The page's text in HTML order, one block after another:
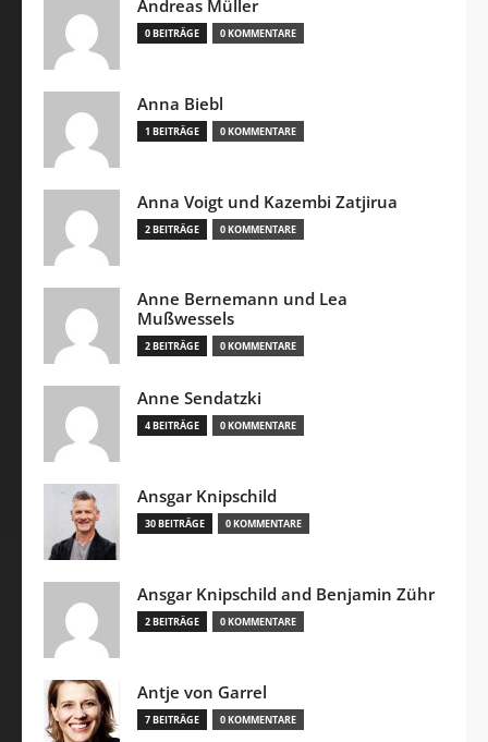
Andreas Müller
0 BEITRÄGE 0 KOMMENTARE
Anna Biebl
1 BEITRÄGE 0 KOMMENTARE
Anna Voigt und Kazembi Zatjirua
2 BEITRÄGE 0 KOMMENTARE
Anne Bernemann und Lea
Mußwessels
2 BEITRÄGE 0 KOMMENTARE
Anne Sendatzki
4 BEITRÄGE 0 KOMMENTARE
Ansgar Knipschild
30 BEITRÄGE 0 KOMMENTARE
Ansgar Knipschild and Benjamin Zühr
2 BEITRÄGE 0 KOMMENTARE
Antje von Garrel
7 BEITRÄGE 0 KOMMENTARE